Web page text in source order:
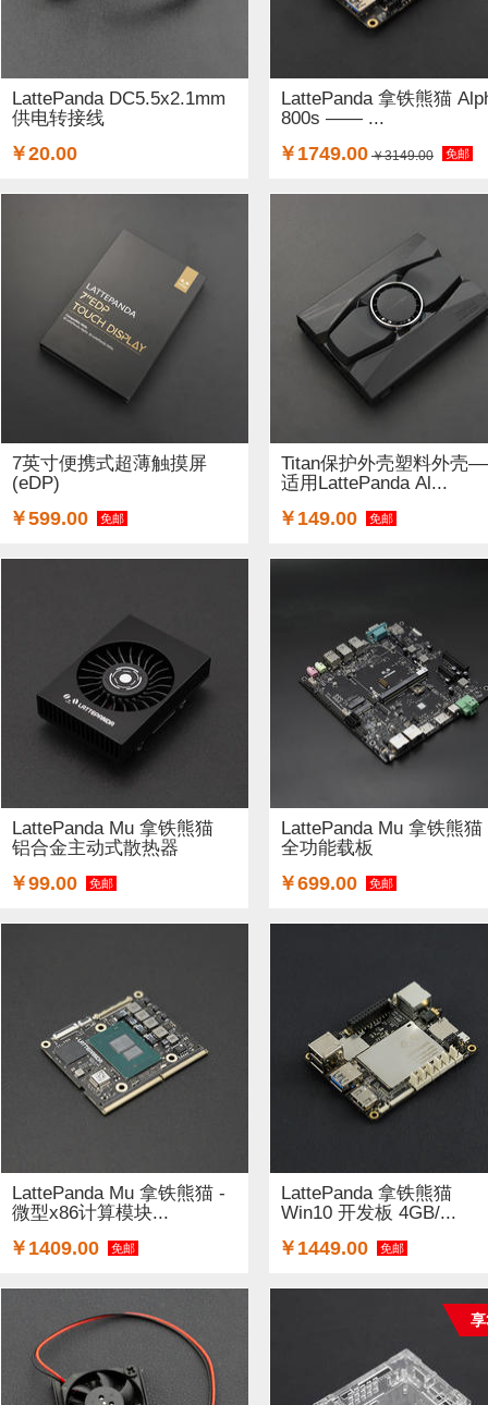
LattePanda DC5.5x2.1mm
供电转接线
￥20.00
LattePanda 拿铁熊猫
800s —— ...
￥1749.00 ￥3149.00 免邮
7英寸便携式超薄触摸屏
(eDP)
￥599.00 免邮
Titan保护外壳塑料外壳
适用LattePanda Al...
￥149.00 免邮
LattePanda Mu 拿铁熊猫
铝合金主动式散热器
￥99.00 免邮
LattePanda Mu 拿铁熊猫
全功能载板
￥699.00 免邮
LattePanda Mu 拿铁熊猫 -
微型x86计算模块...
￥1409.00 免邮
LattePanda 拿铁熊猫
Win10 开发板 4GB/...
￥1449.00 免邮